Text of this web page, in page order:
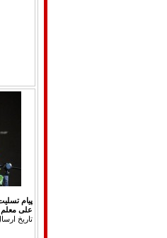
پیام
علی معلم
تاريخ